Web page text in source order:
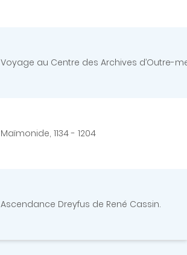
Voyage au Centre des Archives d’Outre-
Maïmonide, 1134 - 1204
Ascendance Dreyfus de René Cassin.